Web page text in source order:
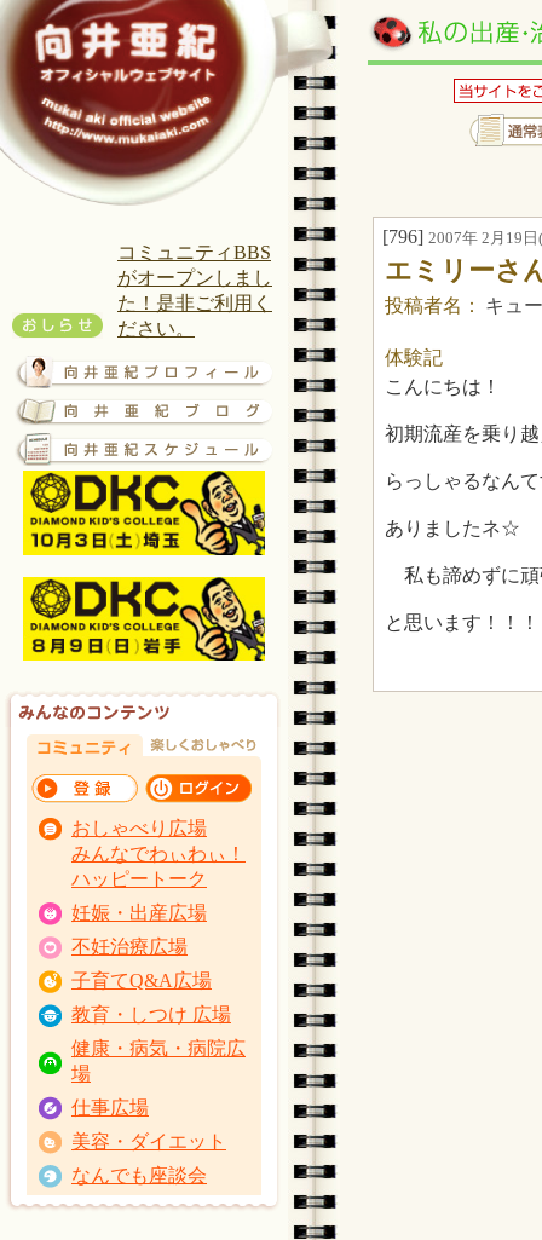
コミュニティBBS
がオープンしまし
た！是非ご利用く
ださい。
おしゃべり広場
みんなでわぃわぃ！
ハッピートーク
妊娠・出産広場
不妊治療広場
子育てQ&A広場
教育・しつけ 広場
健康・病気・病院広
場
仕事広場
美容・ダイエット
なんでも座談会
[796] 2007年 2月19
エミリーさ
投稿者名： キュ
体験記
こんにちは！
初期流産を乗り
らっしゃるなん
ありましたネ☆
私も諦めずに頑
と思います！！！